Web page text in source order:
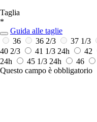
Taglia
*
Guida alle taglie
36
36 2/3 37 1/3
40 2/3
41 1/3 24h 42
24h
45 1/3 24h 46
Questo campo è obbligatorio